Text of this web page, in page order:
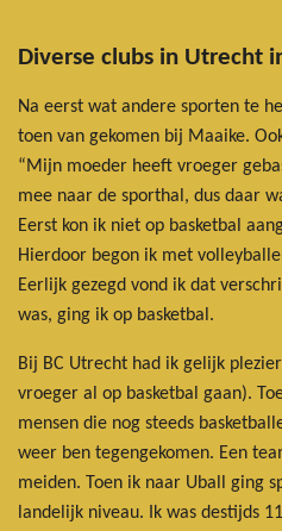
Diverse clubs in Utrecht
Na eerst wat andere sporten te
toen van gekomen bij Maaike.
“Mijn moeder heeft vroeger
mee naar de sporthal, dus daar
Eerst kon ik niet op basketbal
Hierdoor begon ik met
Eerlijk gezegd vond ik dat
was, ging ik op basketbal.
Bij BC Utrecht had ik gelijk
vroeger al op basketbal gaan).
mensen die nog steeds
weer ben tegengekomen. Een
meiden. Toen ik naar Uball ging
landelijk niveau. Ik was destijds